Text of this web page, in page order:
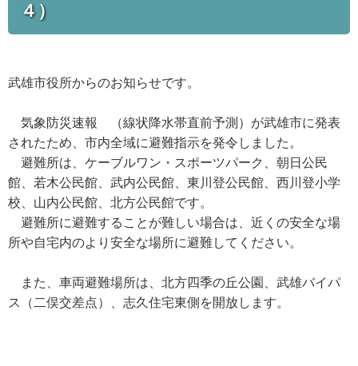
４）
武雄市役所からのお知らせです。
気象防災速報 （線状降水帯直前予測）が武雄市に発表
されたため、市内全域に避難指示を発令しました。
避難所は、ケーブルワン・スポーツパーク、朝日公民
館、若木公民館、武内公民館、東川登公民館、西川登小学
校、山内公民館、北方公民館です。
避難所に避難することが難しい場合は、近くの安全な場
所や自宅内のより安全な場所に避難してください。
また、車両避難場所は、北方四季の丘公園、武雄バイパ
ス（二俣交差点）、志久住宅東側を開放します。